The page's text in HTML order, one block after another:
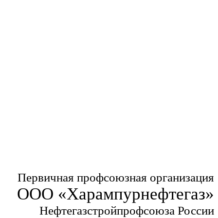
Первичная профсоюзная организация
ООО «Харампурнефтегаз»
Нефтегазстройпрофсоюза России